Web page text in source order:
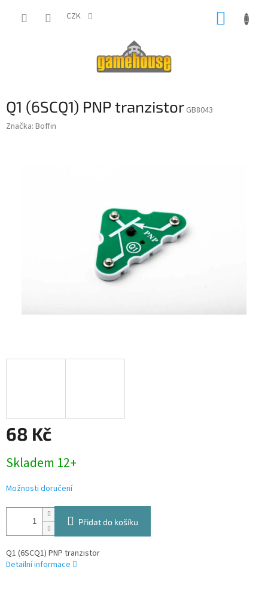
CZK
Q1 (6SCQ1) PNP tranzistor GB8043
Značka: Boffin
68 Kč
cena:
Skladem 12+
Možnosti doručení
Přidat do košíku
Q1 (6SCQ1) PNP tranzistor
Detailní informace